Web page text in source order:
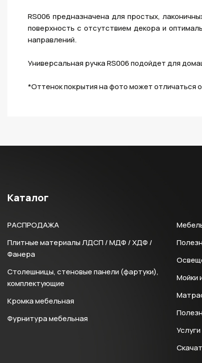
RS006 предназначена для простых,
поверхность с отсутствием декора и
направлений.
Универсальная ручка RS006 подойдет для
*Оттенок покрытия на фото может отличаться
Каталог
РАСПРОДАЖА
Плитные материалы ЛДСП / МДФ / ХДФ /
Фанера
Столешницы, стеновые панели (фартуки),
комплектующие
Кромка мебельная
Фурнитура мебельная
Мойки
Услуги